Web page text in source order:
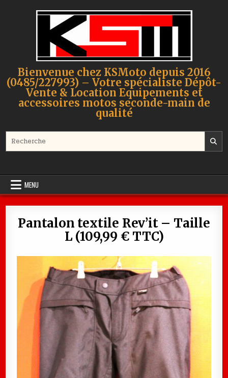
Bienvenue chez KSMoto depuis 2016
(0485/227993) – Votre spécialiste Dépôt-
Vente & Location Equipements et
accessoires motos seconde-main de
qualité
MENU
Pantalon textile Rev’it – Taille
L (109,99 € TTC)